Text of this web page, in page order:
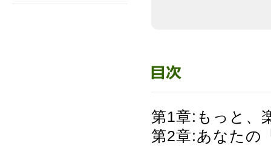
第1章:もっと、
第2章:あなたの